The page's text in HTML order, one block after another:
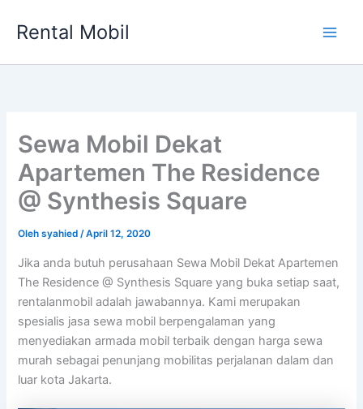
Rental Mobil
Sewa Mobil Dekat
Apartemen The Residence
@ Synthesis Square
Olehsyahied/April 12, 2020
Jika anda butuh perusahaan Sewa Mobil Dekat Apartemen
The Residence @ Synthesis Square yang buka setiap saat,
rentalanmobil adalah jawabannya. Kami merupakan
spesialis jasa sewa mobil berpengalaman yang
menyediakan armada mobil terbaik dengan harga sewa
murah sebagai penunjang mobilitas perjalanan dalam dan
luar kota Jakarta.